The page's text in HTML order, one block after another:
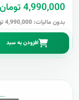
4,990,000 تومان
بدون مالیات: 4,990,000 تومان
افزودن به سبد